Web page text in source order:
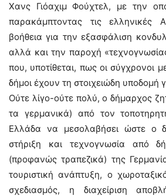
Χανς Γιόαχιμ Φούχτελ, με την
παρακάμπτοντας τις ελληνικές
βοήθεια για την εξασφάλιση
αλλά και την παροχή
που, υποτίθεται, πως οι σύγχρονοι
δήμοι έχουν τη στοιχειώδη υποδομή
Ούτε λίγο-ούτε πολύ, ο δήμαρχος
τα γερμανικά) από τον
Ελλάδα να μεσολαβήσει ώστε ο
στήριξη και τεχνογνωσία από
(προφανώς τραπεζικά) της
τουριστική ανάπτυξη, ο
σχεδιασμός, η διαχείριση